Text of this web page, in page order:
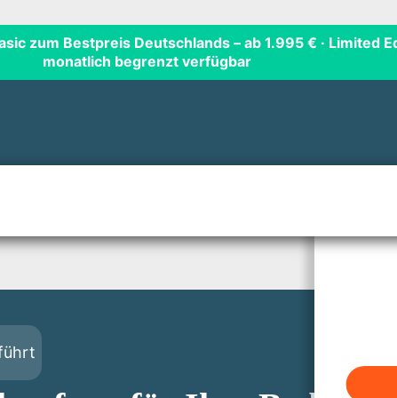
zum Bestpreis Deutschlands– ab 1.995 € · Limited
monatlich begrenzt verfügbar